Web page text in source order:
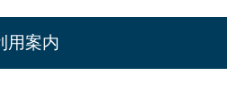
用案内